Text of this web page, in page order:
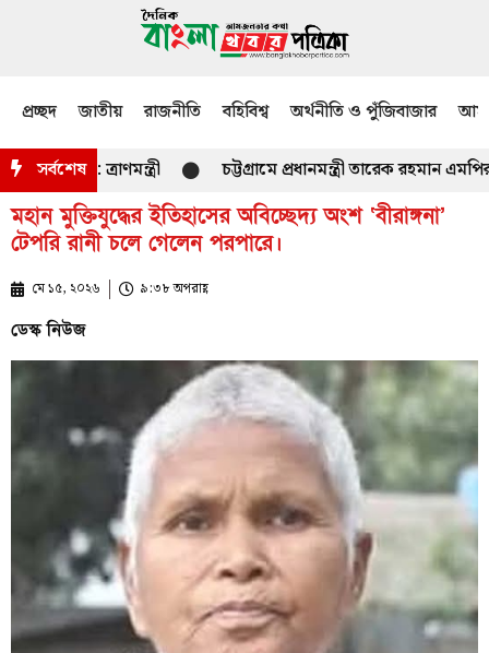
প্রচ্ছদ জাতীয় রাজনীতি বহিবিশ্ব অর্থনীতি ও পুঁজিবাজার
সর্বশেষ
: ত্রাণমন্ত্রী চট্টগ্রামে প্রধানমন্ত্রী তারেক রহমান এমপির
মহান মুক্তিযুদ্ধের ইতিহাসের অবিচ্ছেদ্য অংশ ‘বীরাঙ্গনা’
টেপরি রানী চলে গেলেন পরপারে।
মে ১৫, ২০২৬ ৯:৩৮ অপরাহ্ণ
ডেস্ক নিউজ